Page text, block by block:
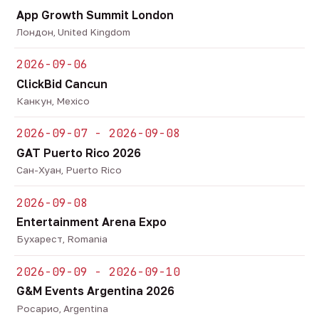
App Growth Summit London
Лондон, United Kingdom
2026-09-06
ClickBid Cancun
Канкун, Mexico
2026-09-07 - 2026-09-08
GAT Puerto Rico 2026
Сан-Хуан, Puerto Rico
2026-09-08
Entertainment Arena Expo
Бухарест, Romania
2026-09-09 - 2026-09-10
G&M Events Argentina 2026
Росарио, Argentina